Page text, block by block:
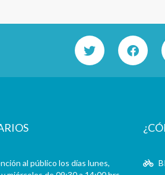
al público los días lunes,